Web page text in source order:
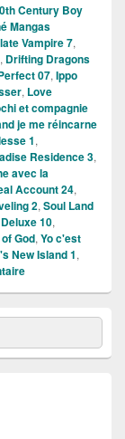
Century Boy
Mangas
Vampire 7,
, Drifting Dragons
07, Ippo
, Love
et compagnie
je me réincarne
1,
Residence 3,
avec la
Account 24,
2, Soul Land
10,
God, Yo c'est
New Island 1,